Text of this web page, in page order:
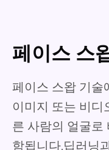
페이스 스
페이스 스왑 기술
이미지 또는 비디
른 사람의 얼굴로
함됩니다.딥러닝